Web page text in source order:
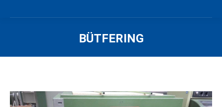
BÜTFERING